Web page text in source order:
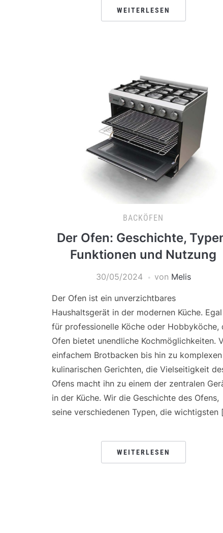
WEITERLESEN
BACKÖFEN
Der Ofen: Geschichte,
Funktionen und Nutzung
30/05/2024 von Melis
Der Ofen ist ein unverzichtbares
Haushaltsgerät in der modernen Küche.
für professionelle Köche oder Hobbyköche,
Ofen bietet unendliche Kochmöglichkeiten.
einfachem Brotbacken bis hin zu komplexen
kulinarischen Gerichten, die Vielseitigkeit
Ofens macht ihn zu einem der zentralen
in der Küche. Wir die Geschichte des Ofens,
seine verschiedenen Typen, die wichtigsten
WEITERLESEN